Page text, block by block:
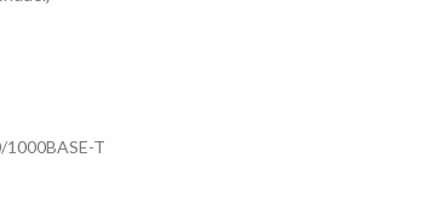
1000BASE-T